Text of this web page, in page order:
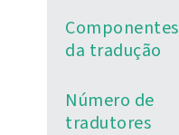
Componentes
da tradução
Número de
tradutores